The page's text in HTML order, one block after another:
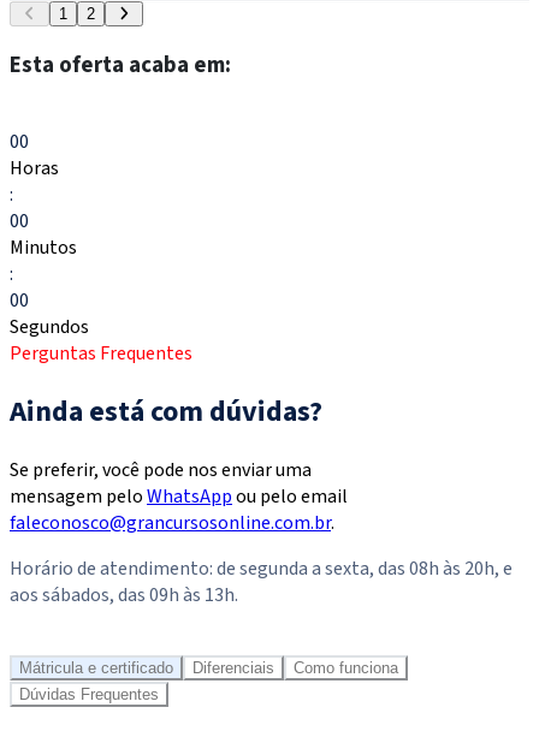
1 2
Esta oferta acaba em:
00
Horas
:
00
Minutos
:
00
Segundos
Perguntas Frequentes
Ainda está com dúvidas?
Se preferir, você pode nos enviar uma
mensagem peloWhatsAppou pelo email
faleconosco@grancursosonline.com.br.
Horário de atendimento: de segunda a sexta, das 08h às 20h, e
aos sábados, das 09h às 13h.
Mátricula e certificado Diferenciais
Como funciona
Dúvidas Frequentes